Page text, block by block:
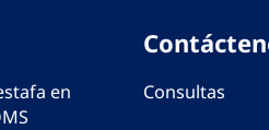
en
Consultas